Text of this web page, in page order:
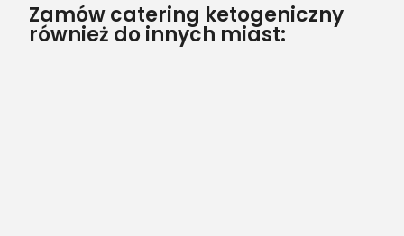
Zamów catering ketogeniczny
również do innych miast: